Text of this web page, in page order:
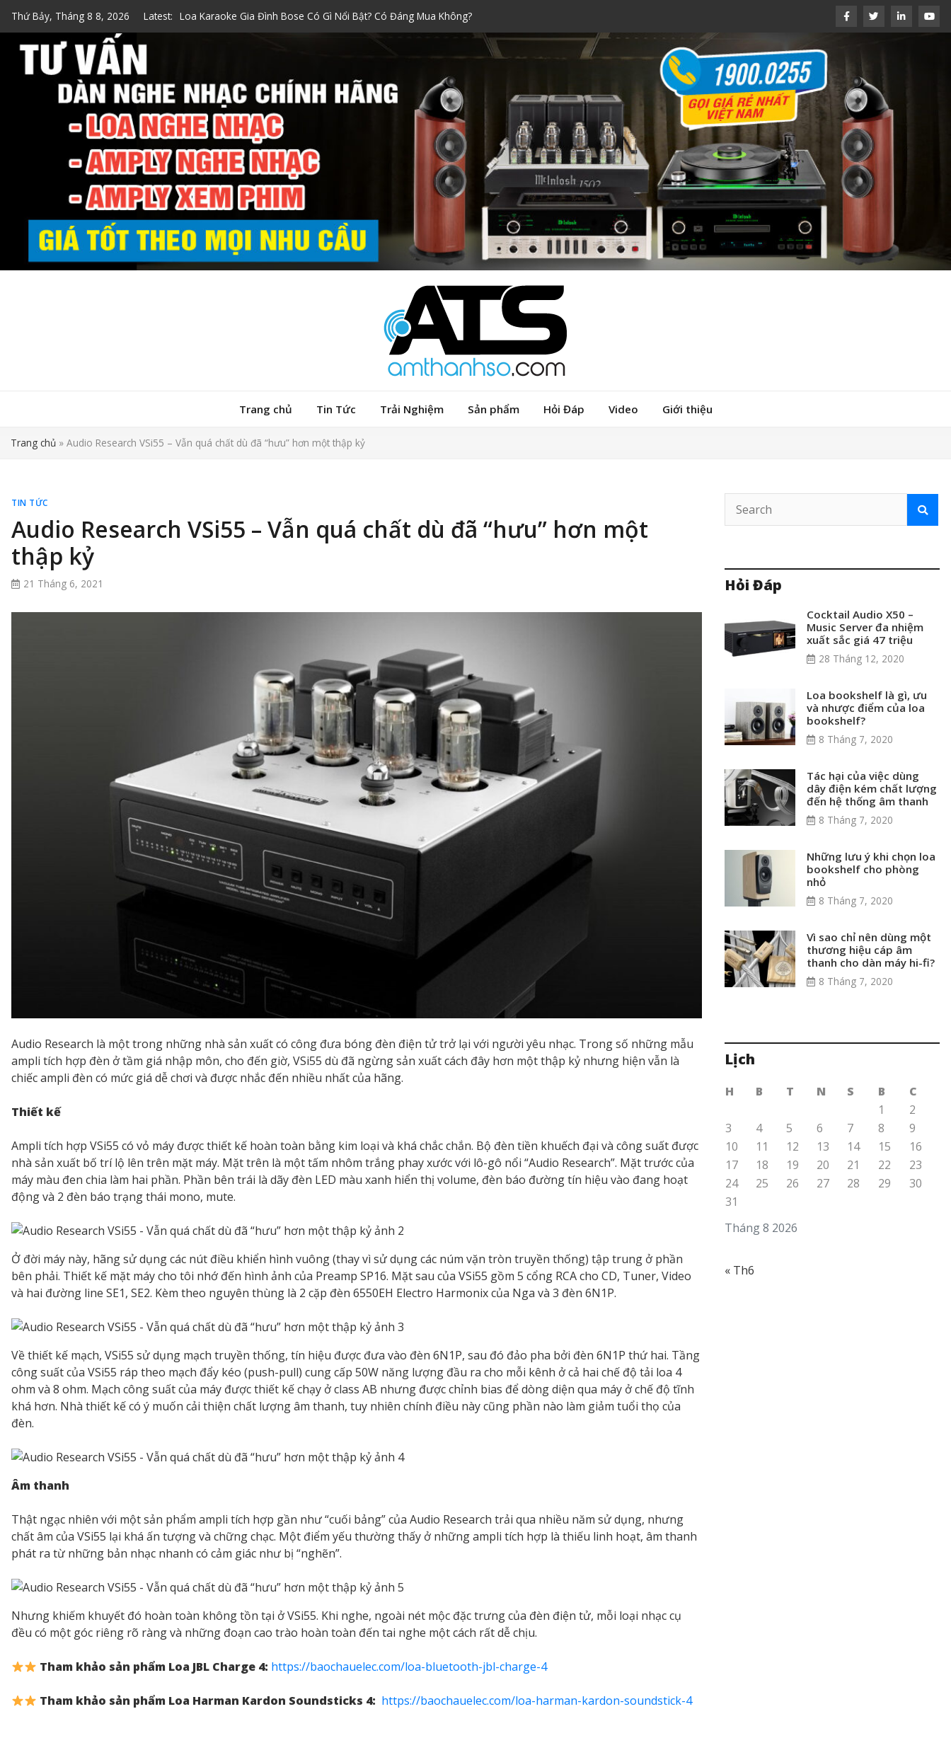
content
Thứ Bảy, Tháng 8 8, 2026 Latest:
Loa Karaoke Gia Đình Bose Có Gì Nổi Bật? Có Đáng Mua Không?
Top 7 Loa Karaoke Gia Đình Xách Tay Được Ưa Chuộng Nhất!
Top 5 Loa Bose Bluetooth Karaoke đáng mua nhất dịp Tết
Loa Hát Karaoke Gia Đình Mini Nào Tốt? Kinh Nghiệm Chọn
Trang chủ Tin Tức Trải Nghiệm Sản phẩm Hỏi Đáp Video Giới thiệu
Trang chủ » Audio Research VSi55 – Vẫn quá chất dù đã “hưu” hơn một thập kỷ
TIN TỨC
Audio Research VSi55 – Vẫn quá chất dù đã “hưu” hơn một
thập kỷ
21 Tháng 6, 2021
Audio Research là một trong những nhà sản xuất có công đưa bóng đèn điện tử trở lại với người yêu nhạc. Trong số những mẫu
ampli tích hợp đèn ở tầm giá nhập môn, cho đến giờ, VSi55 dù đã ngừng sản xuất cách đây hơn một thập kỷ nhưng hiện vẫn là
chiếc ampli đèn có mức giá dễ chơi và được nhắc đến nhiều nhất của hãng.
Thiết kế
Ampli tích hợp VSi55 có vỏ máy được thiết kế hoàn toàn bằng kim loại và khá chắc chắn. Bộ đèn tiền khuếch đại và công suất được
nhà sản xuất bố trí lộ lên trên mặt máy. Mặt trên là một tấm nhôm trắng phay xước với lô-gô nổi “Audio Research”. Mặt trước của
máy màu đen chia làm hai phần. Phần bên trái là dãy đèn LED màu xanh hiển thị volume, đèn báo đường tín hiệu vào đang hoạt
động và 2 đèn báo trạng thái mono, mute.
Ở đời máy này, hãng sử dụng các nút điều khiển hình vuông (thay vì sử dụng các núm vặn tròn truyền thống) tập trung ở phần
bên phải. Thiết kế mặt máy cho tôi nhớ đến hình ảnh của Preamp SP16. Mặt sau của VSi55 gồm 5 cổng RCA cho CD, Tuner, Video
và hai đường line SE1, SE2. Kèm theo nguyên thùng là 2 cặp đèn 6550EH Electro Harmonix của Nga và 3 đèn 6N1P.
Về thiết kế mạch, VSi55 sử dụng mạch truyền thống, tín hiệu được đưa vào đèn 6N1P, sau đó đảo pha bởi đèn 6N1P thứ hai. Tầng
công suất của VSi55 ráp theo mạch đẩy kéo (push-pull) cung cấp 50W năng lượng đầu ra cho mỗi kênh ở cả hai chế độ tải loa 4
ohm và 8 ohm. Mạch công suất của máy được thiết kế chạy ở class AB nhưng được chỉnh bias để dòng diện qua máy ở chế độ tĩnh
khá hơn. Nhà thiết kế có ý muốn cải thiện chất lượng âm thanh, tuy nhiên chính điều này cũng phần nào làm giảm tuổi thọ của
đèn.
Âm thanh
Thật ngạc nhiên với một sản phẩm ampli tích hợp gần như “cuối bảng” của Audio Research trải qua nhiều năm sử dụng, nhưng
chất âm của VSi55 lại khá ấn tượng và chững chạc. Một điểm yếu thường thấy ở những ampli tích hợp là thiếu linh hoạt, âm thanh
phát ra từ những bản nhạc nhanh có cảm giác như bị “nghẽn”.
Nhưng khiếm khuyết đó hoàn toàn không tồn tại ở VSi55. Khi nghe, ngoài nét mộc đặc trưng của đèn điện tử, mỗi loại nhạc cụ
đều có một góc riêng rõ ràng và những đoạn cao trào hoàn toàn đến tai nghe một cách rất dễ chịu.
Tham khảo sản phẩm Loa JBL Charge 4: https://baochauelec.com/loa-bluetooth-jbl-charge-4
Tham khảo sản phẩm Loa Harman Kardon Soundsticks 4: https://baochauelec.com/loa-harman-kardon-soundstick-4
Hỏi Đáp
Cocktail Audio X50 –
Music Server đa nhiệm
xuất sắc giá 47 triệu
28 Tháng 12, 2020
Loa bookshelf là gì, ưu
và nhược điểm của loa
bookshelf?
8 Tháng 7, 2020
Tác hại của việc dùng
dây điện kém chất lượng
đến hệ thống âm thanh
8 Tháng 7, 2020
Những lưu ý khi chọn loa
bookshelf cho phòng
nhỏ
8 Tháng 7, 2020
Vì sao chỉ nên dùng một
thương hiệu cáp âm
thanh cho dàn máy hi-fi?
8 Tháng 7, 2020
Lịch
Tháng 8 2026
H B T N S B
C
1
2
3
4 5 6 7 8
9
10
11 12 13 14 15
16
17
18 19 20 21 22
23
24
25 26 27 28 29
30
31
« Th6